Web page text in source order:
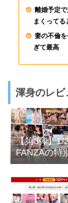
離婚予定
まくってる
妻の不倫
ぎて最高
渾身のレビ
【第3弾】1/
FANZAの特
– AV10円セ